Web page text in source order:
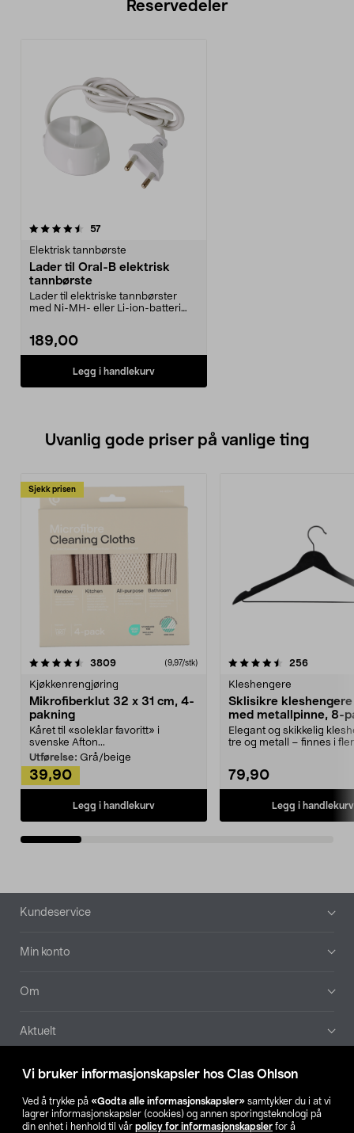
Vi bruker informasjonskapsler hos Clas Ohlson
Ved å trykke på «Godta alle informasjonskapsler» samtykker du i at vi
lagrer informasjonskapsler (cookies) og annen sporingsteknologi på
din enhet i henhold til vår policy for informasjonskapsler for å
Reservedeler
57anmeldelser
Elektrisk tannbørste
Lader til Oral-B elektrisk
tannbørste
Lader til elektriske tannbørster
med Ni-MH- eller Li-ion-batteri
189,00
Legg i handlekurv
Uvanlig gode priser på vanlige ting
Sjekk prisen
3809anmeldelser(9,97/stk)
Kjøkkenrengjøring
Mikrofiberklut 32 x 31 cm, 4-
pakning
Kåret til «soleklar favoritt» i
svenske Afton...
Utførelse: Grå/beige
39,90
Legg i handlekurv
4.5av 5 stjerner 256
Kleshengere
Sklisikre
med metallpinne, 8-
Elegant og skikkelig
tre og metall – finnes i
79,90
Legg i handlekurv
4.5av 5 stjerner
Bunntekst
Kundeservice
Min konto
Om
Aktuelt
Våre selskaper
Finn din butikk